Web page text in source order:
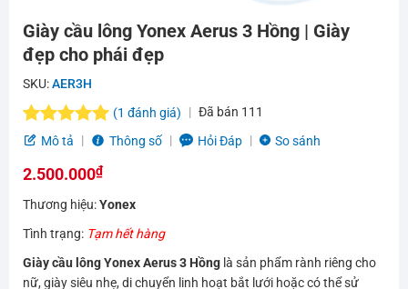
Giày cầu lông Yonex Aerus 3 Hồng | Giày
đẹp cho phái đẹp
SKU:AER3H
5.0trên 5
1
đánh giá
(1 đánh giá) Đã bán 111
Mô tả
Thông số Hỏi Đáp So sánh
2.500.000₫
Thương hiệu:Yonex
Tình trạng: Tạm hết hàng
Giày cầu lông Yonex Aerus 3 Hồnglà sản phẩm rành riêng cho
nữ, giày siêu nhẹ, di chuyển linh hoạt bắt lưới hoặc có thể sử